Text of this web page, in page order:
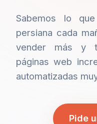
Sabemos lo
persiana cada
vender más y
páginas web
automatizadas
Pide